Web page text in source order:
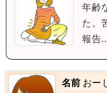
年齢
た。
報告
名前 おー